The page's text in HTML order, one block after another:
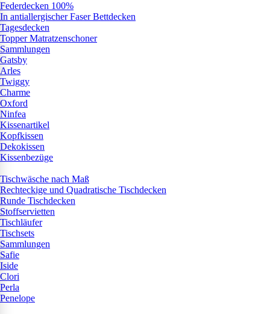
Federdecken 100%
In antiallergischer Faser Bettdecken
Tagesdecken
Topper Matratzenschoner
Sammlungen
Gatsby
Arles
Twiggy
Charme
Oxford
Ninfea
Kissenartikel
Kopfkissen
Dekokissen
Kissenbezüge
Tischwäsche nach Maß
Rechteckige und Quadratische Tischdecken
Runde Tischdecken
Stoffservietten
Tischläufer
Tischsets
Sammlungen
Safie
Iside
Clori
Perla
Penelope